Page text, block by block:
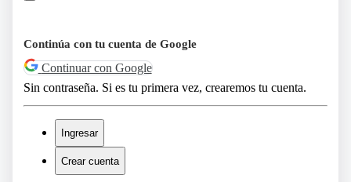
Continúa con tu cuenta de Google
Continuar con Google
Sin contraseña. Si es tu primera vez, crearemos tu cuenta.
Ingresar
Crear cuenta